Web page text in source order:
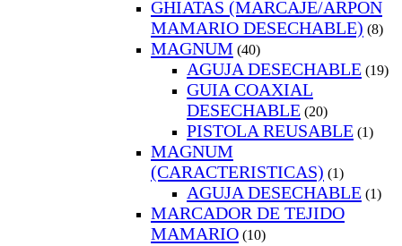
GHIATAS (MARCAJE/ARPON
MAMARIO DESECHABLE) (8)
MAGNUM (40)
AGUJA DESECHABLE (19)
GUIA COAXIAL
DESECHABLE (20)
PISTOLA REUSABLE (1)
MAGNUM
(CARACTERISTICAS) (1)
AGUJA DESECHABLE (1)
MARCADOR DE TEJIDO
MAMARIO (10)